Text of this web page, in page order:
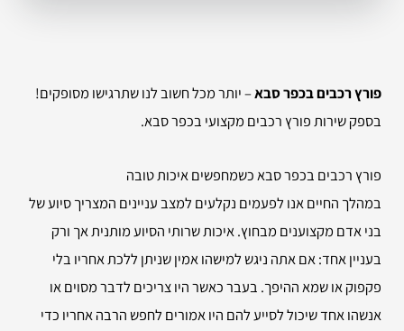
פורץ רכבים בכפר סבא– יותר מכל חשוב לנו שתרגישו מסופקים!
בספק שירות פורץ רכבים מקצועי בכפר סבא.
פורץ רכבים בכפר סבא כשמחפשים איכות טובה
במהלך החיים אנו לפעמים נקלעים למצב עניינים המצריך סיוע של
בני אדם מקצוענים מבחוץ. איכות שרותי הסיוע מותנית אך ורק
בעניין אחד: אם אתה ניגש למישהו אמין שניתן ללכת אחריו בלי
פקפוק או שמא ההיפך. בעבר כאשר היו צריכים לדבר מסוים או
אנשהו אחד שיכול לסייע להם היו אמורים לחפש הרבה אחריו כדי